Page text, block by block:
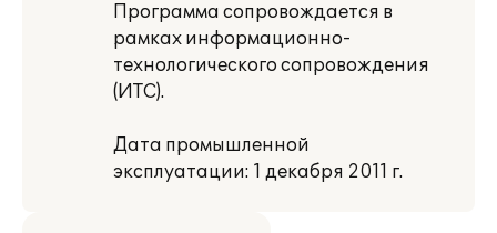
Программа сопровождается в
рамках информационно-
технологического сопровождения
(ИТС).
Дата промышленной
эксплуатации: 1 декабря 2011 г.